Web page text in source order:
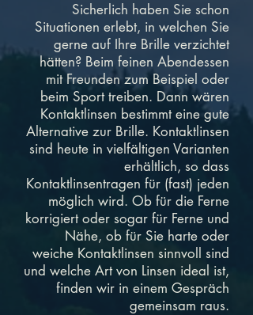
Sicherlich haben Sie schon
Situationen erlebt, in welchen Sie
gerne auf Ihre Brille verzichtet
hätten? Beim feinen Abendessen
mit Freunden zum Beispiel oder
beim Sport treiben. Dann wären
Kontaktlinsen bestimmt eine gute
Alternative zur Brille. Kontaktlinsen
sind heute in vielfältigen Varianten
erhältlich, so dass
Kontaktlinsentragen für (fast) jeden
möglich wird. Ob für die Ferne
korrigiert oder sogar für Ferne und
Nähe, ob für Sie harte oder
weiche Kontaktlinsen sinnvoll sind
und welche Art von Linsen ideal ist,
finden wir in einem Gespräch
gemeinsam raus.